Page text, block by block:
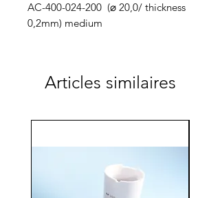
AC-400-024-200 (⌀ 20,0/ thickness
0,2mm) medium
Articles similaires